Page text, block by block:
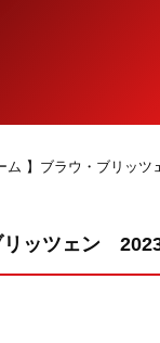
ム 】ブラウ・ブリッ
リッツェン